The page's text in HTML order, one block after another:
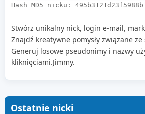
Hash MD5 nicku:
Stwórz unikalny nick, login e-mail,
Znajdź kreatywne pomysły związane ze
Generuj losowe pseudonimy i nazwy
kliknięciami.Jimmy.
Ostatnie nicki